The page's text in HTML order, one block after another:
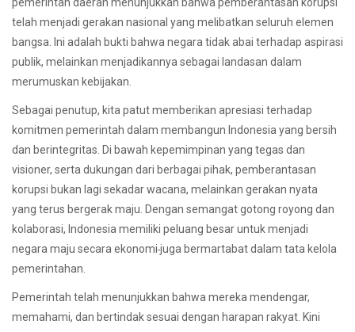
telah menjadi gerakan nasional yang melibatkan seluruh elemen
bangsa. Ini adalah bukti bahwa negara tidak abai terhadap aspirasi
publik, melainkan menjadikannya sebagai landasan dalam
merumuskan kebijakan.
Sebagai penutup, kita patut memberikan apresiasi terhadap
komitmen pemerintah dalam membangun Indonesia yang bersih
dan berintegritas. Di bawah kepemimpinan yang tegas dan
visioner, serta dukungan dari berbagai pihak, pemberantasan
korupsi bukan lagi sekadar wacana, melainkan gerakan nyata
yang terus bergerak maju. Dengan semangat gotong royong dan
kolaborasi, Indonesia memiliki peluang besar untuk menjadi
negara maju secara ekonomi juga bermartabat dalam tata kelola
pemerintahan.
Pemerintah telah menunjukkan bahwa mereka mendengar,
memahami, dan bertindak sesuai dengan harapan rakyat. Kini